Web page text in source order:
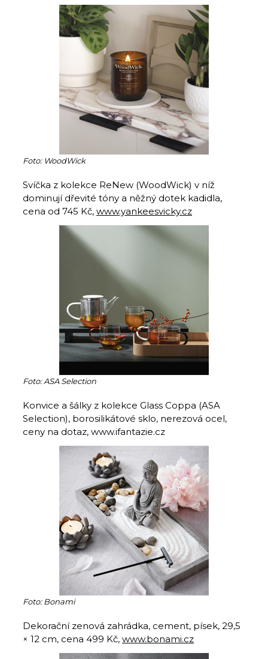
Foto: WoodWick
Svíčka z kolekce ReNew (WoodWick) v níž
dominují dřevité tóny a něžný dotek kadidla,
cena od 745 Kč, www.yankeesvicky.cz
Foto: ASA Selection
Konvice a šálky z kolekce Glass Coppa (ASA
Selection), borosilikátové sklo, nerezová ocel,
ceny na dotaz, www.ifantazie.cz
Foto: Bonami
Dekorační zenová zahrádka, cement, písek, 29,5
× 12 cm, cena 499 Kč, www.bonami.cz